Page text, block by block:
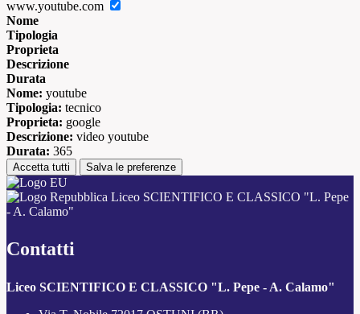
www.youtube.com
Nome
Tipologia
Proprieta
Descrizione
Durata
Nome: youtube
Tipologia: tecnico
Proprieta: google
Descrizione: video youtube
Durata: 365
Accetta tutti Salva le preferenze
Liceo SCIENTIFICO E CLASSICO "L. Pepe
- A. Calamo"
Contatti
Liceo SCIENTIFICO E CLASSICO "L. Pepe - A. Calamo"